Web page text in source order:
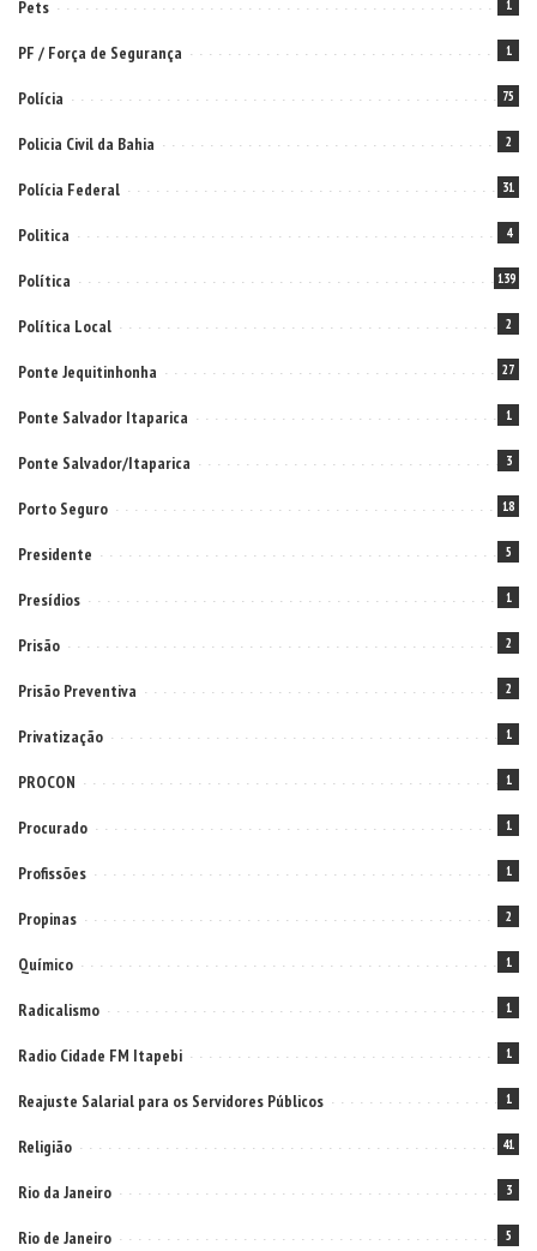
Pets 1
PF / Força de Segurança 1
Polícia 75
Policia Civil da Bahia 2
Polícia Federal 31
Politica 4
Política 139
Política Local 2
Ponte Jequitinhonha 27
Ponte Salvador Itaparica 1
Ponte Salvador/Itaparica 3
Porto Seguro 18
Presidente 5
Presídios 1
Prisão 2
Prisão Preventiva 2
Privatização 1
PROCON 1
Procurado 1
Profissões 1
Propinas 2
Químico 1
Radicalismo 1
Radio Cidade FM Itapebi 1
Reajuste Salarial para os Servidores Públicos 1
Religião 41
Rio da Janeiro 3
Rio de Janeiro 5